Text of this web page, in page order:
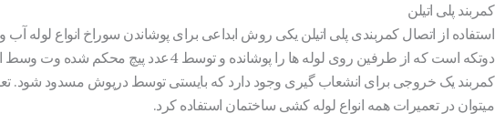
کمربند پلی اتیلن
استفاده از اتصال کمربندی پلی اتیلن یکی روش ابداعی برای پوشاندن سوراخ انواع لوله
دوتکه است که از طرفین روی لوله ها را پوشانده و
کمربند یک خروجی برای انشعاب گیری وجود دارد که بایستی توسط درپوش مسدود شود.
میتوان در تعمیرات همه انواع لوله کشی ساختمان استفاده کرد.